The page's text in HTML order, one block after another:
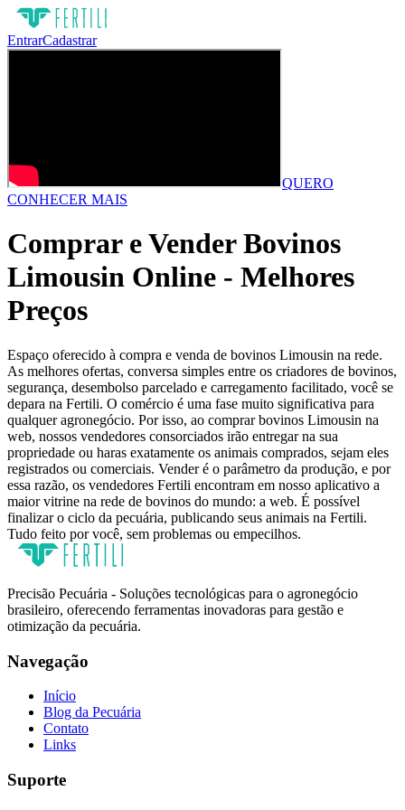
EntrarCadastrar
QUERO
CONHECER MAIS
Comprar e Vender Bovinos
Limousin Online - Melhores
Preços
Espaço oferecido à compra e venda de bovinos Limousin na rede.
As melhores ofertas, conversa simples entre os criadores de bovinos,
segurança, desembolso parcelado e carregamento facilitado, você se
depara na Fertili. O comércio é uma fase muito significativa para
qualquer agronegócio. Por isso, ao comprar bovinos Limousin na
web, nossos vendedores consorciados irão entregar na sua
propriedade ou haras exatamente os animais comprados, sejam eles
registrados ou comerciais. Vender é o parâmetro da produção, e por
essa razão, os vendedores Fertili encontram em nosso aplicativo a
maior vitrine na rede de bovinos do mundo: a web. É possível
finalizar o ciclo da pecuária, publicando seus animais na Fertili.
Tudo feito por você, sem problemas ou empecilhos.
Precisão Pecuária - Soluções tecnológicas para o agronegócio
brasileiro, oferecendo ferramentas inovadoras para gestão e
otimização da pecuária.
Navegação
Início
Blog da Pecuária
Contato
Links
Suporte